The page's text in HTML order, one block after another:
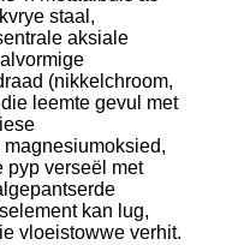
staal,
aksiale
(nikkelchroom,
leemte gevul met
pyp verseël met
kan lug,
vloeistowwe verhit.